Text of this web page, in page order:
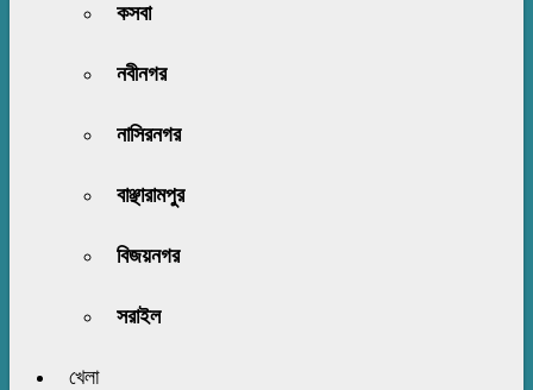
কসবা
নবীনগর
নাসিরনগর
বাঞ্ছারামপুর
বিজয়নগর
সরাইল
খেলা